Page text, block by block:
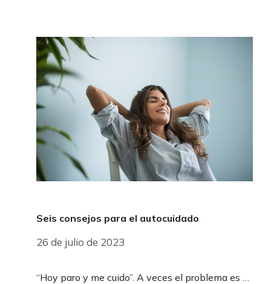
Seis consejos para el autocuidado
26 de julio de 2023
“Hoy paro y me cuido”. A veces el problema es …